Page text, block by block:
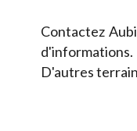
Contactez
d'informations.
D'autres